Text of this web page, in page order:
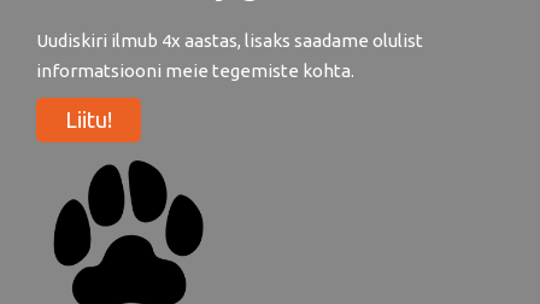
Uudiskiri ilmub 4x aastas, lisaks saadame olulist
informatsiooni meie tegemiste kohta.
Liitu!